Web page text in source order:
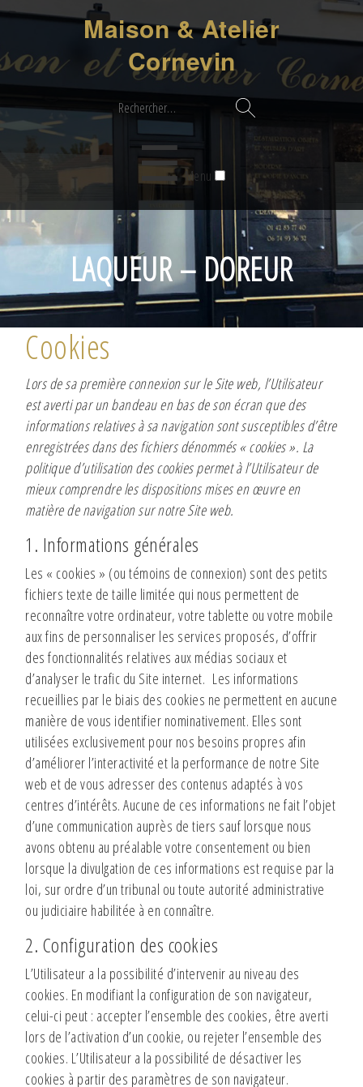
Maison & Atelier
Cornevin
Rechercher :
☰Menu
LAQUEUR – DOREUR
Cookies
Lors de sa première connexion sur le Site web, l’Utilisateur
est averti par un bandeau en bas de son écran que des
informations relatives à sa navigation sont susceptibles d’être
enregistrées dans des fichiers dénommés « cookies ». La
politique d’utilisation des cookies permet à l’Utilisateur de
mieux comprendre les dispositions mises en œuvre en
matière de navigation sur notre Site web.
1. Informations générales
Les « cookies » (ou témoins de connexion) sont des petits
fichiers texte de taille limitée qui nous permettent de
reconnaître votre ordinateur, votre tablette ou votre mobile
aux fins de personnaliser les services proposés, d’offrir
des fonctionnalités relatives aux médias sociaux et
d’analyser le trafic du Site internet. Les informations
recueillies par le biais des cookies ne permettent en aucune
manière de vous identifier nominativement. Elles sont
utilisées exclusivement pour nos besoins propres afin
d’améliorer l’interactivité et la performance de notre Site
web et de vous adresser des contenus adaptés à vos
centres d’intérêts. Aucune de ces informations ne fait l’objet
d’une communication auprès de tiers sauf lorsque nous
avons obtenu au préalable votre consentement ou bien
lorsque la divulgation de ces informations est requise par la
loi, sur ordre d’un tribunal ou toute autorité administrative
ou judiciaire habilitée à en connaître.
2. Configuration des cookies
L’Utilisateur a la possibilité d’intervenir au niveau des
cookies. En modifiant la configuration de son navigateur,
celui-ci peut : accepter l’ensemble des cookies, être averti
lors de l’activation d’un cookie, ou rejeter l’ensemble des
cookies. L’Utilisateur a la possibilité de désactiver les
cookies à partir des paramètres de son navigateur.